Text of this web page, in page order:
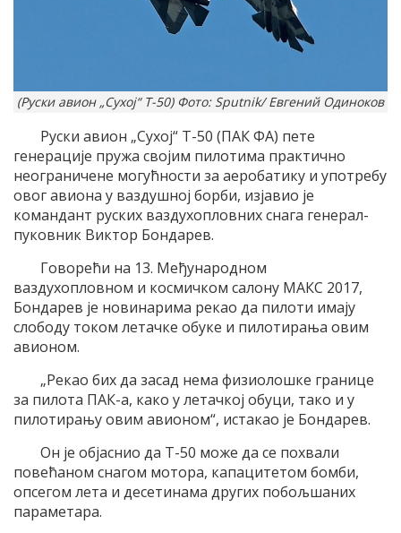
(Руски авион „Сухој“ Т-50) Фото: Sputnik/ Евгений Одиноков
Руски авион „Сухој“ Т-50 (ПАК ФА) пете
генерације пружа својим пилотима практично
неограничене могућности за аеробатику и употребу
овог авиона у ваздушној борби, изјавио је
командант руских ваздухопловних снага генерал-
пуковник Виктор Бондарев.
Говорећи на 13. Међународном
ваздухопловном и космичком салону МАКС 2017,
Бондарев је новинарима рекао да пилоти имају
слободу током летачке обуке и пилотирања овим
авионом.
„Рекао бих да засад нема физиолошке границе
за пилота ПАК-а, како у летачкој обуци, тако и у
пилотирању овим авионом“, истакао је Бондарев.
Он је објаснио да Т-50 може да се похвали
повећаном снагом мотора, капацитетом бомби,
опсегом лета и десетинама других побољшаних
параметара.